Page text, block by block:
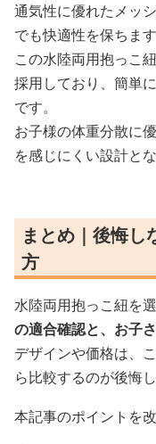
通気性に優れたメッ
でも快適性を保ちます
この水陸両用抱っこ
採用しており、簡単
です。
お子様の体重分散に
を感じにくい設計と
まとめ｜後悔し
方
水陸両用抱っこ紐を
の適合確認と、お子
デザインや価格は、
ら比較するのが後悔
本記事のポイントを